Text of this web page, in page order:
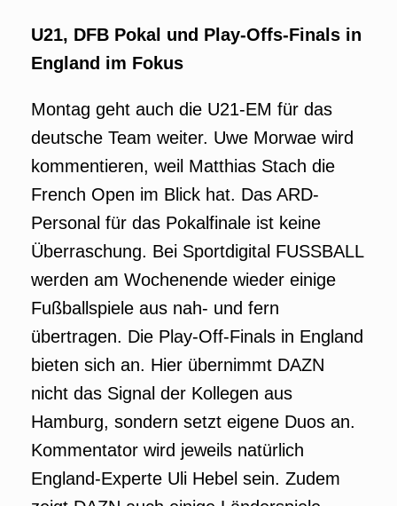
U21, DFB Pokal und Play-Offs-Finals in
England im Fokus
Montag geht auch die U21-EM für das
deutsche Team weiter. Uwe Morwae wird
kommentieren, weil Matthias Stach die
French Open im Blick hat. Das ARD-
Personal für das Pokalfinale ist keine
Überraschung. Bei Sportdigital FUSSBALL
werden am Wochenende wieder einige
Fußballspiele aus nah- und fern
übertragen. Die Play-Off-Finals in England
bieten sich an. Hier übernimmt DAZN
nicht das Signal der Kollegen aus
Hamburg, sondern setzt eigene Duos an.
Kommentator wird jeweils natürlich
England-Experte Uli Hebel sein. Zudem